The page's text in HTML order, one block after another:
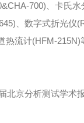
700)、卡氏
、数字式折光仪
热流计(HFM-
北京分析测试学术